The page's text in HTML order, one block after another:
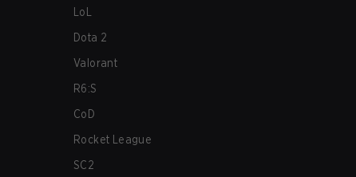
LoL
Dota 2
Valorant
R6:S
CoD
Rocket League
SC2